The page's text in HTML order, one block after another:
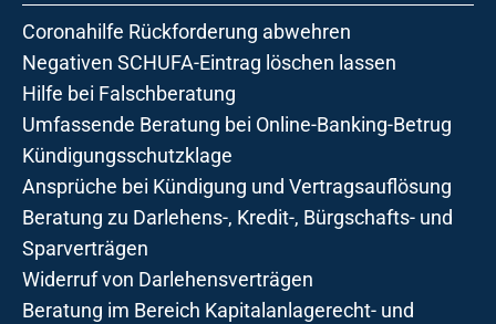
Coronahilfe Rückforderung abwehren
Negativen SCHUFA-Eintrag löschen lassen
Hilfe bei Falschberatung
Umfassende Beratung bei Online-Banking-Betrug
Kündigungsschutzklage
Ansprüche bei Kündigung und Vertragsauflösung
Beratung zu Darlehens-, Kredit-, Bürgschafts- und
Sparverträgen
Widerruf von Darlehensverträgen
Beratung im Bereich Kapitalanlagerecht- und